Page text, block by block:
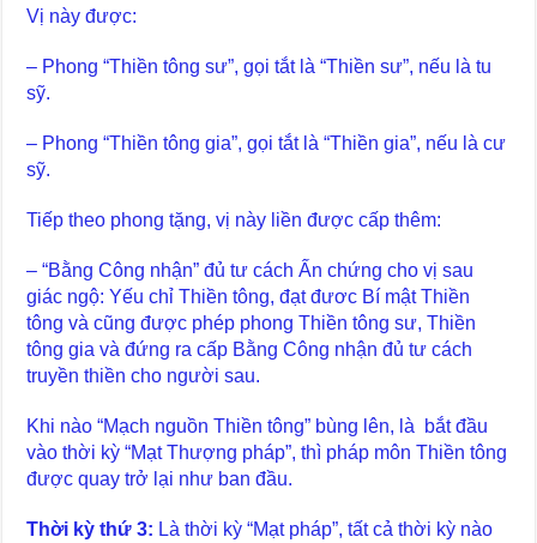
Vị này được:
– Phong “Thiền tông sư”, gọi tắt là “Thiền sư”, nếu là tu
sỹ.
– Phong “Thiền tông gia”, gọi tắt là “Thiền gia”, nếu là cư
sỹ.
Tiếp theo phong tặng, vị này liền được cấp thêm:
– “Bằng Công nhận” đủ tư cách Ấn chứng cho vị sau
giác ngộ: Yếu chỉ Thiền tông, đạt đươc Bí mật Thiền
tông và cũng được phép phong Thiền tông sư, Thiền
tông gia và đứng ra cấp Bằng Công nhận đủ tư cách
truyền thiền cho người sau.
Khi nào “Mạch nguồn Thiền tông” bùng lên, là bắt đầu
vào thời kỳ “Mạt Thượng pháp”, thì pháp môn Thiền tông
được quay trở lại như ban đầu.
Thời kỳ thứ 3: Là thời kỳ “Mạt pháp”, tất cả thời kỳ nào